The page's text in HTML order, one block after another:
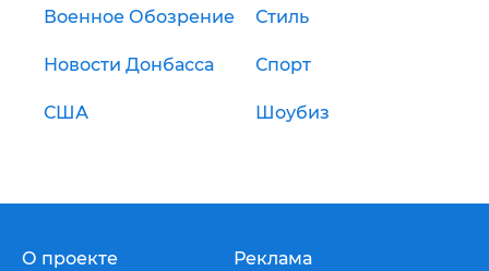
Военное Обозрение Стиль
Новости Донбасса Спорт
США Шоубиз
О проекте Реклама